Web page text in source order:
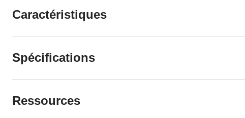
Caractéristiques
Spécifications
Ressources